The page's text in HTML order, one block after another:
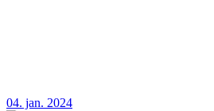
04. jan. 2024